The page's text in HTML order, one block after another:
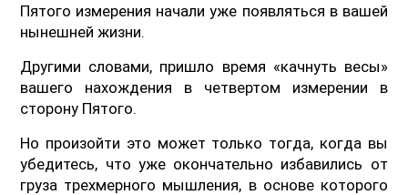
Пятого измерения начали уже появляться в вашей
нынешней жизни.
Другими словами, пришло время «качнуть весы»
вашего нахождения в четвертом измерении в
сторону Пятого.
Но произойти это может только тогда, когда вы
убедитесь, что уже окончательно избавились от
груза трехмерного мышления, в основе которого